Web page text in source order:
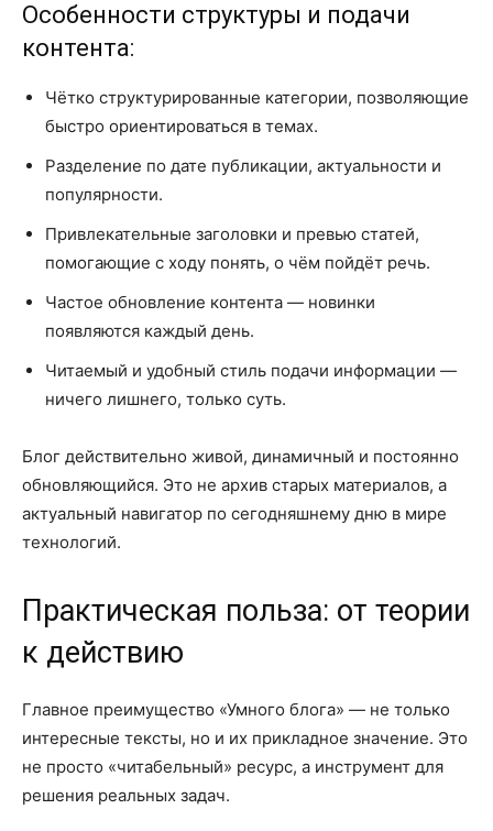
Особенности структуры и подачи
контента:
Чётко структурированные категории, позволяющие
быстро ориентироваться в темах.
Разделение по дате публикации, актуальности и
популярности.
Привлекательные заголовки и превью статей,
помогающие с ходу понять, о чём пойдёт речь.
Частое обновление контента — новинки
появляются каждый день.
Читаемый и удобный стиль подачи информации —
ничего лишнего, только суть.
Блог действительно живой, динамичный и постоянно
обновляющийся. Это не архив старых материалов, а
актуальный навигатор по сегодняшнему дню в мире
технологий.
Практическая польза: от теории
к действию
Главное преимущество «Умного блога» — не только
интересные тексты, но и их прикладное значение. Это
не просто «читабельный» ресурс, а инструмент для
решения реальных задач.